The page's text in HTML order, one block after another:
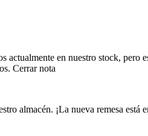
actualmente en nuestro stock, pero
Cerrar nota
almacén. ¡La nueva remesa